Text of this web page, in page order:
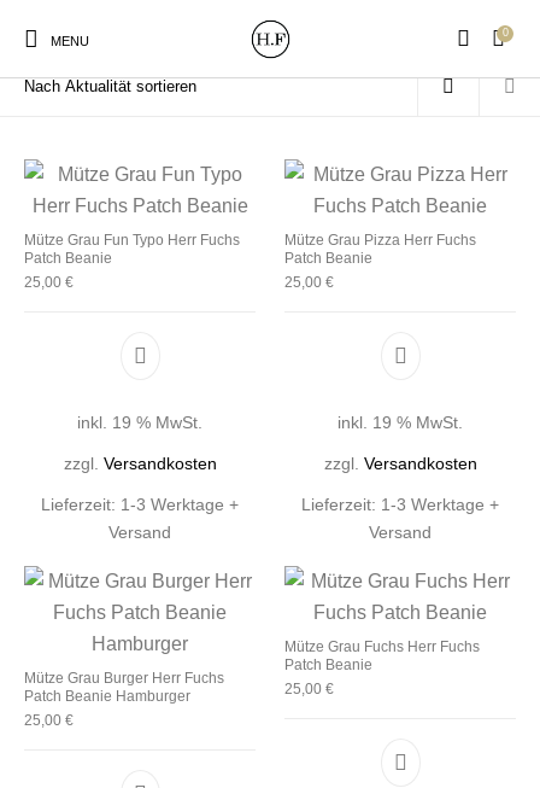
MENU
0
New Products On Sale! Wandteller Geschirrtücher
Start / Produkte verschlagwortet mit „Mütze Grau“
Mütze Grau Fun Typo Herr Fuchs
Patch Beanie
25,00 €
inkl. 19 % MwSt.
zzgl. Versandkosten
Lieferzeit: 1-3 Werktage +
Versand
Mütze Grau Pizza Herr Fuchs
Patch Beanie
25,00 €
inkl. 19 % MwSt.
zzgl. Versandkosten
Lieferzeit: 1-3 Werktage +
Versand
Mütze Grau Burger Herr Fuchs
Patch Beanie Hamburger
25,00 €
Mütze Grau Fuchs Herr Fuchs
Patch Beanie
25,00 €